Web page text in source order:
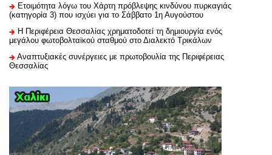
Ετοιμότητα λόγω του Χάρτη πρόβλεψης κινδύνου πυρκαγιάς
(κατηγορία 3) που ισχύει για το Σάββατο 1η Αυγούστου
H Περιφέρεια Θεσσαλίας χρηματοδοτεί τη δημιουργία ενός
μεγάλου φωτοβολταϊκού σταθμού στο Διαλεκτό Τρικάλων
Αναπτυξιακές συνέργειες με πρωτοβουλία της Περιφέρειας
Θεσσαλίας